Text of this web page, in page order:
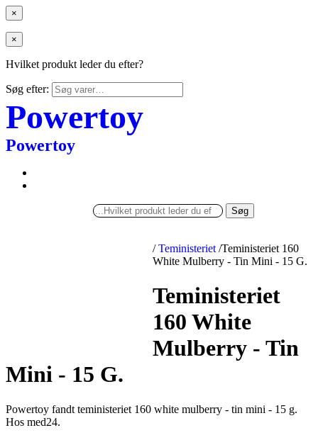
×
×
Hvilket produkt leder du efter?
Søg efter:
Powertoy
Powertoy
Søg
/ Teministeriet /Teministeriet 160
White Mulberry - Tin Mini - 15 G.
Teministeriet
160 White
Mulberry - Tin
Mini - 15 G.
Powertoy fandt teministeriet 160 white mulberry - tin mini - 15 g.
Hos med24.